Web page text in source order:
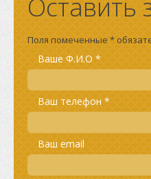
Оставить
Поля помеченные *
Ваше Ф.И.О *
Ваш телефон *
Ваш email